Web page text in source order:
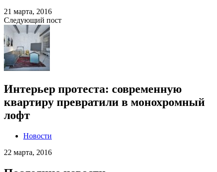
21 марта, 2016
Следующий пост
Интерьер протеста: современную
квартиру превратили в монохромный
лофт
Новости
22 марта, 2016